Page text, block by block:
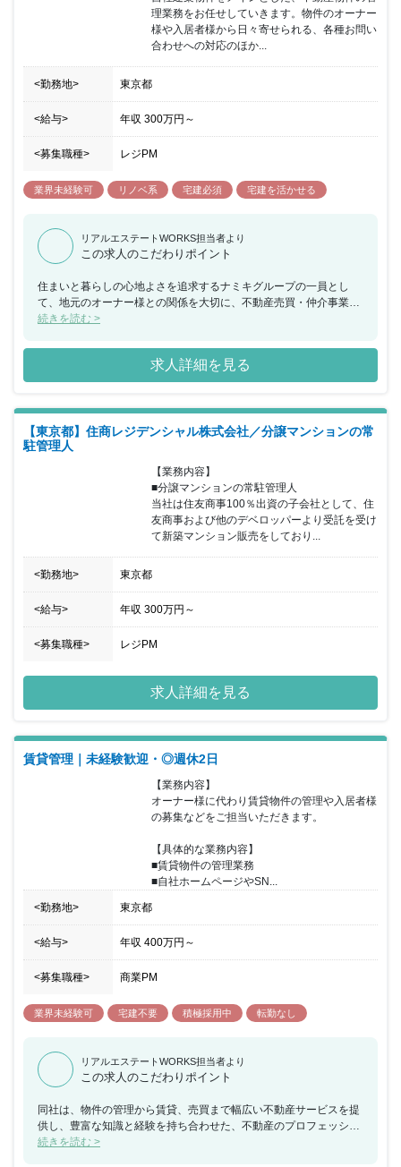
理業務をお任せしていきます。物件のオーナー
様や入居者様から日々寄せられる、各種お問い
合わせへの対応のほか...
<勤務地> 東京都
<給与> 年収 300万円 ～
<募集職種> レジPM
業界未経験可 リノベ系 宅建必須 宅建を活かせる
リアルエステートWORKS担当者より
この求人のこだわりポイント
住まいと暮らしの心地よさを追求するナミキグループの一員とし
て、地元のオーナー様との関係を大切に、不動産売買・仲介事業を
展開してまいりました。グループの幅広いネットワークをいかし、
のひとつです。同時に、同社で働く一人ひとりが、ご相談者様のニ
ーズにいつでもお応えできるように、それぞれのキャリアを自由に
磨くことができ、心地よく働くことができる職場環境の構築にも力
風が吹いています。私たちは、今を新しい価値提案のチャンスとと
らえ、より多くのお客様にご満足いただける、トータルプロフェッ
ショナルカンパニーを目指します。 ■1937年創業。東京都板橋区を
拠点とした地域密着の安定企業。 ■入居率99％以上を誇るデザイン
アパートをはじめ、木造1,000棟以上、RC造500棟以上の建築実績
があります。 ■東武東上線沿いのエリアに根差し、賃貸仲介会社を
運営。ファミリーから単身者向けの物件を扱っています。 ■グルー
プ内で住宅の施工から賃貸・売買仲介、物件管理、リフォームま
で、一貫したサービスを提供しております。 ■働きやすい環境で勤
続年数の長い社員も多く、腰を据えて長期的にキャリアを積むこと
が出来ます。
続きを読む >
求人詳細を見る
【東京都】住商レジデンシャル株式会社／分譲マンションの常
駐管理人
【業務内容】
■分譲マンションの常駐管理人
当社は住友商事100％出資の子会社として、住
友商事および他のデベロッパーより受託を受け
て新築マンション販売をしており...
<勤務地> 東京都
<給与> 年収 300万円 ～
<募集職種> レジPM
求人詳細を見る
賃貸管理｜未経験歓迎・◎週休2日
【業務内容】
オーナー様に代わり賃貸物件の管理や入居者様
の募集などをご担当いただきます。
【具体的な業務内容】
■賃貸物件の管理業務
■自社ホームページやSN...
<勤務地> 東京都
<給与> 年収 400万円 ～
<募集職種> 商業PM
業界未経験可 宅建不要 積極採用中 転勤なし
リアルエステートWORKS担当者より
この求人のこだわりポイント
同社は、物件の管理から賃貸、売買まで幅広い不動産サービスを提
供し、豊富な知識と経験を持ち合わせた、不動産のプロフェッショ
ナルなチームが一丸となり、お客様のニーズを的確に捉えて最高の
続きを読む >